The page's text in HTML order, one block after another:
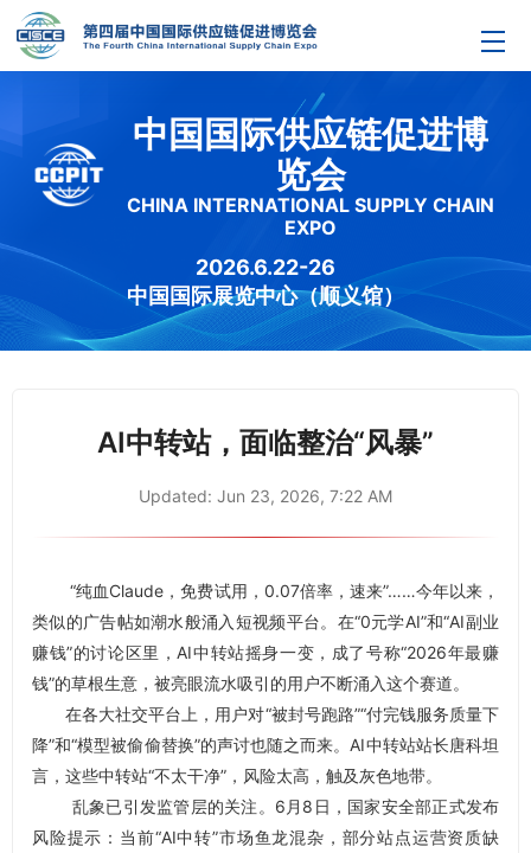
中国国际供应链促进博
览会
CHINA INTERNATIONAL SUPPLY CHAIN
EXPO
2026.6.22-26
中国国际展览中心（顺义馆）
AI中转站，面临整治“风暴”
Updated: Jun 23, 2026, 7:22 AM
“纯血Claude，免费试用，0.07倍率，速来”……今年以来，
类似的广告帖如潮水般涌入短视频平台。在“0元学AI”和“AI副业
赚钱”的讨论区里，AI中转站摇身一变，成了号称“2026年最赚
钱”的草根生意，被亮眼流水吸引的用户不断涌入这个赛道。
在各大社交平台上，用户对“被封号跑路”“付完钱服务质量下
降”和“模型被偷偷替换”的声讨也随之而来。AI中转站站长唐科坦
言，这些中转站“不太干净”，风险太高，触及灰色地带。
乱象已引发监管层的关注。6月8日，国家安全部正式发布
风险提示：当前“AI中转”市场鱼龙混杂，部分站点运营资质缺